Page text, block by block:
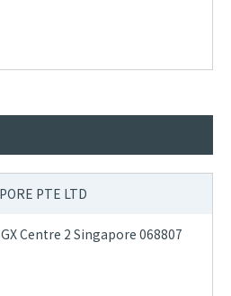
PTE LTD
Centre 2 Singapore 068807